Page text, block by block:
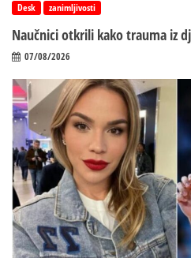
Desk zanimljivosti
Naučnici otkrili kako trauma iz
07/08/2026